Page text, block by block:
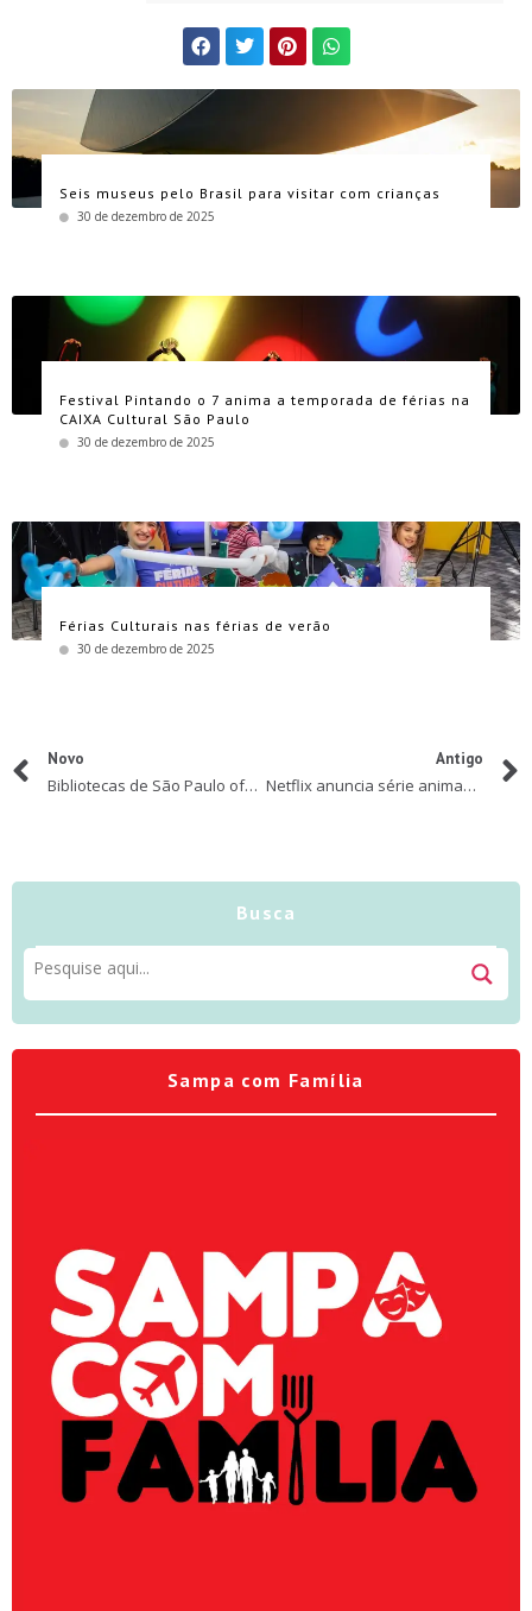
Seis museus pelo Brasil para visitar com crianças
30 de dezembro de 2025
Festival Pintando o 7 anima a temporada de férias na
CAIXA Cultural São Paulo
30 de dezembro de 2025
Férias Culturais nas férias de verão
30 de dezembro de 2025
Novo
Bibliotecas de São Paulo oferecem programação gratuita e diversificada em agosto
Antigo
Netflix anuncia série animada de Mafalda
Busca
Sampa com Família